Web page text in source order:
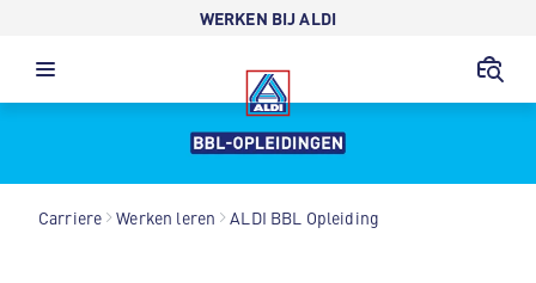
WERKEN BIJ ALDI
Carriere Werken leren ALDI BBL Opleiding